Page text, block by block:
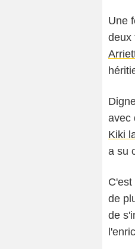
Une
deux
avec
Kiki
a su
de
de